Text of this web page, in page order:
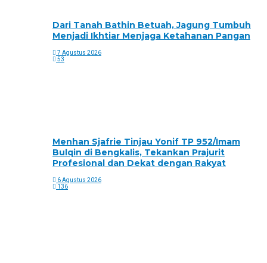
Dari Tanah Bathin Betuah, Jagung Tumbuh
Menjadi Ikhtiar Menjaga Ketahanan Pangan
7 Agustus 2026
53
Menhan Sjafrie Tinjau Yonif TP 952/Imam
Bulqin di Bengkalis, Tekankan Prajurit
Profesional dan Dekat dengan Rakyat
6 Agustus 2026
136